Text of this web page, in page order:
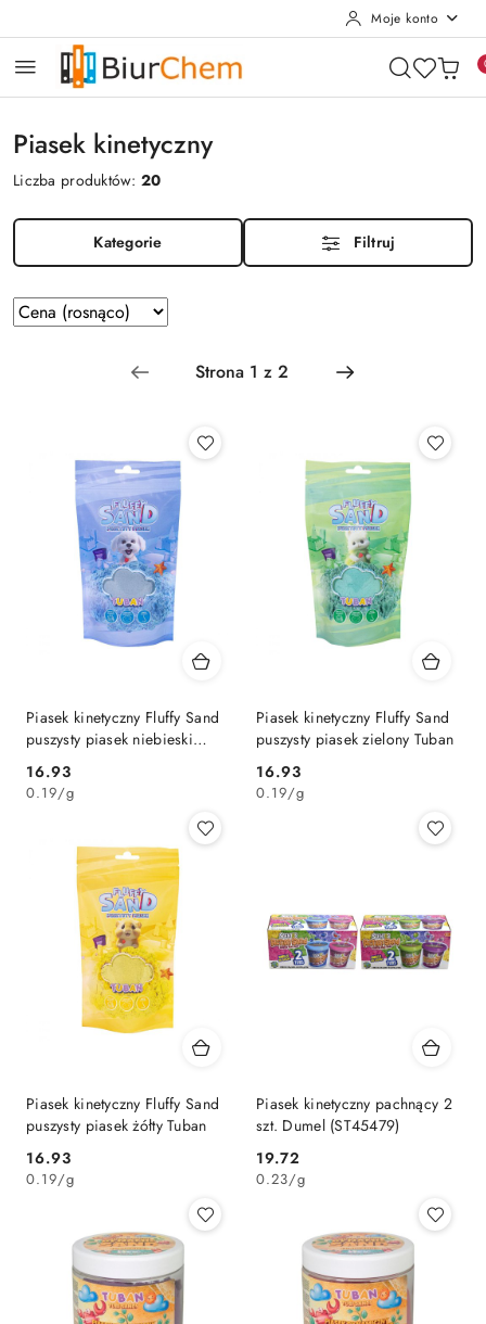
Moje konto
Piasek kinetyczny
Liczba produktów:20
Kategorie Filtruj
Zastosowano
sortowanie:
Sortuj
według
Piasek kinetyczny Fluffy Sand
puszysty piasek niebieski
Tuban
Cena:
16.93
0.19/g
Piasek kinetyczny Fluffy Sand
puszysty piasek zielony Tuban
Cena:
16.93
0.19/g
Piasek kinetyczny Fluffy Sand
puszysty piasek żółty Tuban
Cena:
16.93
0.19/g
Piasek kinetyczny pachnący 2
szt. Dumel (ST45479)
Cena:
19.72
0.23/g